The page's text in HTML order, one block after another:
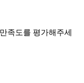
족도를 평가해주세